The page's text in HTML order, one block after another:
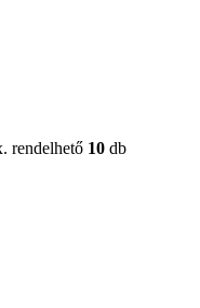
rendelhető 10 db